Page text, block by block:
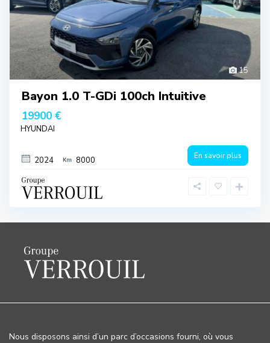
15
Bayon 1.0 T-GDi 100ch Intuitive
19900 €
HYUNDAI
2024 8000 En savoir plus
Nous disposons ainsi d’un parc d’occasions fourni, où vous